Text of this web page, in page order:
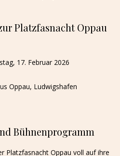
Platzfasnacht Oppau
17. Februar 2026
Oppau, Ludwigshafen
Bühnenprogramm
Platzfasnacht Oppau voll auf ihre